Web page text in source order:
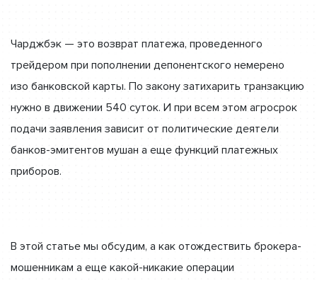
Чарджбэк — это возврат платежа, проведенного
трейдером при пополнении депонентского немерено
изо банковской карты. По закону затихарить транзакцию
нужно в движении 540 суток. И при всем этом агросрок
подачи заявления зависит от политические деятели
банков-эмитентов мушан а еще функций платежных
приборов.
В этой статье мы обсудим, а как отождествить брокера-
мошенникам а еще какой-никакие операции